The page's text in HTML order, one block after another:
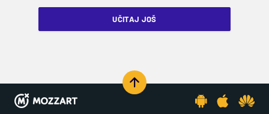
UČITAJ JOŠ